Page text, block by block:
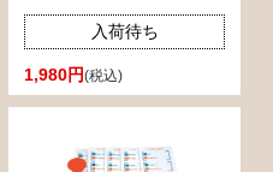
入荷待ち
1,980円(税込)